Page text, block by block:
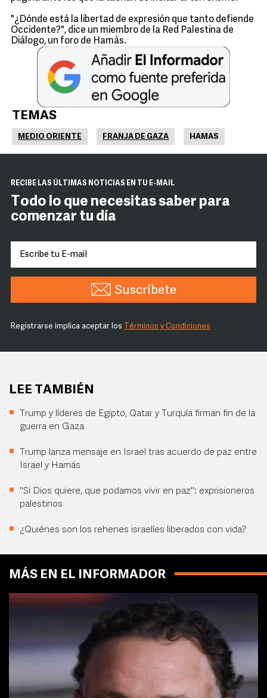
"¿Dónde está la libertad de expresión que tanto defiende
Occidente?", dice un miembro de la Red Palestina de
Diálogo, un foro de Hamás.
TEMAS
MEDIO ORIENTE FRANJA DE GAZA HAMAS
RECIBE LAS ÚLTIMAS NOTICIAS EN TU E-MAIL
Todo lo que necesitas saber para
comenzar tu día
Suscríbete
Registrarse implica aceptar los Términos y Condiciones
LEE TAMBIÉN
Trump y líderes de Egipto, Qatar y Turquía firman fin de la
guerra en Gaza
Trump lanza mensaje en Israel tras acuerdo de paz entre
Israel y Hamás
"Si Dios quiere, que podamos vivir en paz": exprisioneros
palestinos
¿Quiénes son los rehenes israelíes liberados con vida?
MÁS EN EL INFORMADOR